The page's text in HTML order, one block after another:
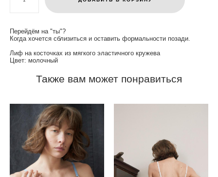
Перейдём на "ты"?
Когда хочется сблизиться и оставить формальности позади.
Лиф на косточках из мягкого эластичного кружева
Цвет: молочный
Также вам может понравиться